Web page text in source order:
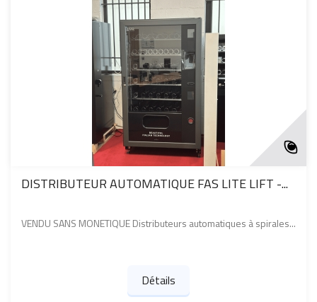
DISTRIBUTEUR AUTOMATIQUE FAS LITE LIFT -...
VENDU SANS MONETIQUE Distributeurs automatiques à spirales...
Détails